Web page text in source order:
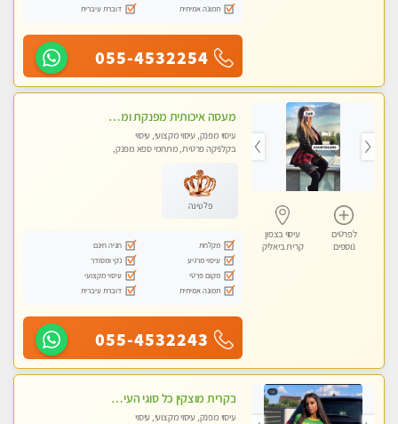
תמונה אמיתית
דוברת עיברית
055-4532254
לפרטים
נוספים
עיסוי בצפון
קרית ביאליק
מעסה איכותית מפנקת ומקצועית עיסוי חלומי ..... בקריות
עיסוי מפנק, עיסוי מקצועי, עיסוי
בקלניקה פרטית, מתחמי ספא מפנק,
פלטינה
מקלחת
חניה חינם
עיסוי מרגיע
נקי ומסודר
מקום פרטי
עיסוי מקצועי
תמונה אמיתית
דוברת עיברית
055-4532243
בקרית מוצקין כל סוגי העיסויים מעסה מקצועית ואיכותית פרטי!!!
עיסוי מפנק, עיסוי מקצועי, עיסוי